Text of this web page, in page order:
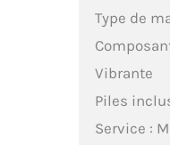
Type de
Vibrante
Piles
Service :